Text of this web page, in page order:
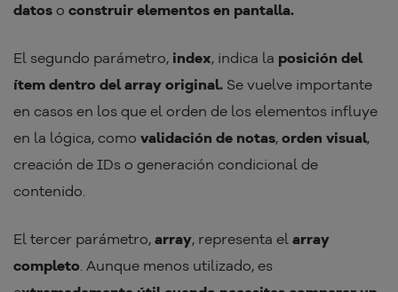
datos o construir elementos en pantalla.
El segundo parámetro, index, indica la posición del
ítem dentro del array original. Se vuelve importante
en casos en los que el orden de los elementos influye
en la lógica, como validación de notas, orden visual,
creación de IDs o generación condicional de
contenido.
El tercer parámetro, array, representa el array
completo. Aunque menos utilizado, es